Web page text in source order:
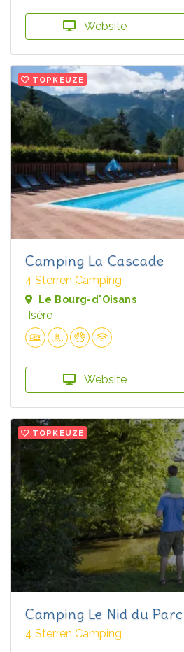
Website
TOPKEUZE
Camping La Cascade
4 Sterren Camping
Le Bourg-d'Oisans
Isère
Website
TOPKEUZE
Camping Le Nid du Parc
4 Sterren Camping